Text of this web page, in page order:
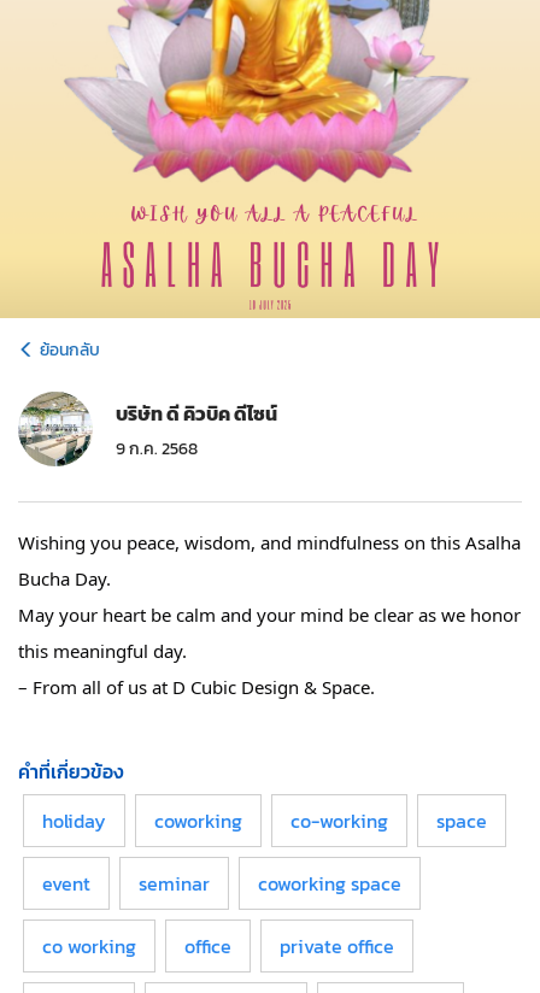
ย้อนกลับ
บริษัท ดี คิวบิค ดีไซน์
9 ก.ค. 2568
Wishing you peace, wisdom, and mindfulness on this Asalha
Bucha Day.
May your heart be calm and your mind be clear as we honor
this meaningful day.
– From all of us at D Cubic Design & Space.
คำที่เกี่ยวข้อง
holiday
coworking co-working space
event seminar coworking space
co working office private office